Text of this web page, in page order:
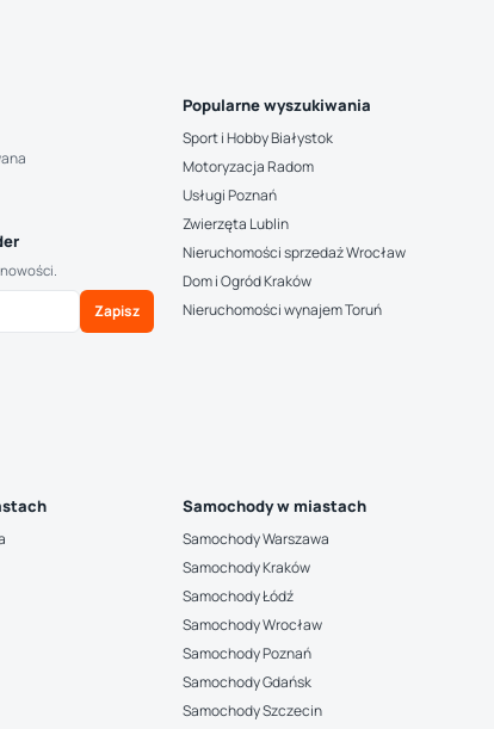
Zapisz
Popularne wyszukiwania
Sport i Hobby Białystok
Motoryzacja Radom
Usługi Poznań
Zwierzęta Lublin
Nieruchomości sprzedaż Wrocław
Dom i Ogród Kraków
Nieruchomości wynajem Toruń
Samochody w miastach
Samochody Warszawa
Samochody Kraków
Samochody Łódź
Samochody Wrocław
Samochody Poznań
Samochody Gdańsk
Samochody Szczecin